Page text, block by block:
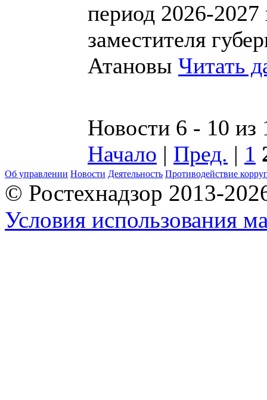
период 2026-2027
заместителя
Атановы Читать
Новости 6 - 10 из
Начало | Пред. | 1
Об управлении Новости Деятельность Противодействие
© Ростехнадзор 2013-
Условия использования